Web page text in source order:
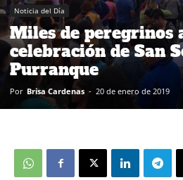
Noticia del Día
Miles de peregrinos
celebración de San
Purranque
Por Brisa Cardenas - 20 de enero de 2019